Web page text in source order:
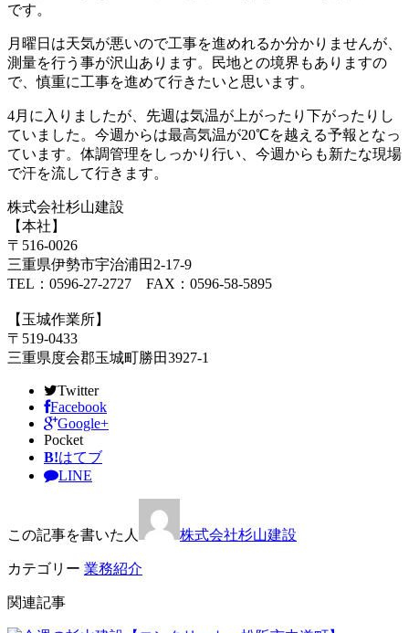
です。
月曜日は天気が悪いので工事を進めれるか分かりませんが、
測量を行う事が沢山あります。民地との境界もありますの
で、慎重に工事を進めて行きたいと思います。
4月に入りましたが、先週は気温が上がったり下がったりし
ていました。今週からは最高気温が20℃を越える予報となっ
ています。体調管理をしっかり行い、今週からも新たな現場
で汗を流して行きます。
株式会社杉山建設
【本社】
〒516-0026
三重県伊勢市宇治浦田2-17-9
TEL：0596-27-2727 FAX：0596-58-5895
【玉城作業所】
〒519-0433
三重県度会郡玉城町勝田3927-1
Twitter
Facebook
Google+
Pocket
B!はてブ
LINE
この記事を書いた人 株式会社杉山建設
カテゴリー 業務紹介
関連記事